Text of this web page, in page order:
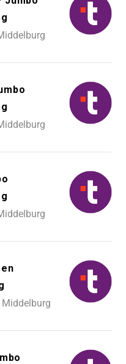
Middelburg